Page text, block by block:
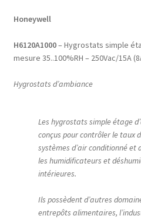
Fluide à teneur en
Plafond chauffant /
Plafonds
Planchers chauffants
Honeywell
H6120A1000– Hygrostats simple
mesure 35..100%RH – 250Vac/15A
Hygrostats d’ambiance
Les hygrostats simple étage
conçus pour contrôler le taux
systèmes d’air conditionné
les humidificateurs et
intérieures.
Ils possèdent d’autres
entrepôts alimentaires,